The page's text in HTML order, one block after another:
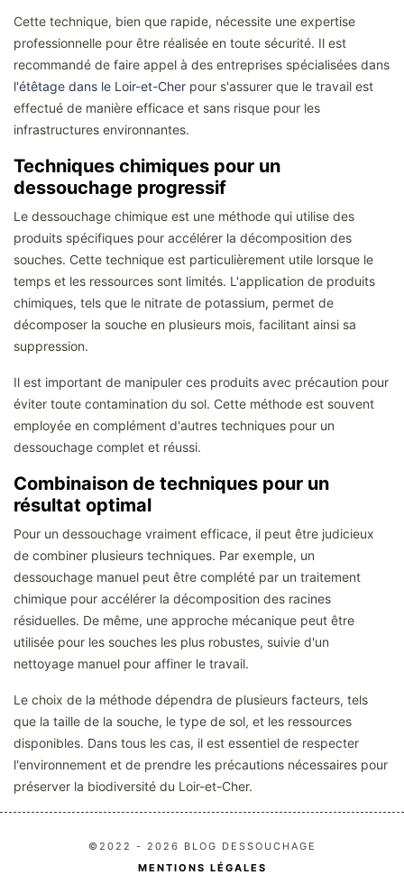
Cette technique, bien que rapide, nécessite une expertise
professionnelle pour être réalisée en toute sécurité. Il est
recommandé de faire appel à des entreprises spécialisées dans
l'étêtage dans le Loir-et-Cher pour s'assurer que le travail est
effectué de manière efficace et sans risque pour les
infrastructures environnantes.
Techniques chimiques pour un
dessouchage progressif
Le dessouchage chimique est une méthode qui utilise des
produits spécifiques pour accélérer la décomposition des
souches. Cette technique est particulièrement utile lorsque le
temps et les ressources sont limités. L'application de produits
chimiques, tels que le nitrate de potassium, permet de
décomposer la souche en plusieurs mois, facilitant ainsi sa
suppression.
Il est important de manipuler ces produits avec précaution pour
éviter toute contamination du sol. Cette méthode est souvent
employée en complément d'autres techniques pour un
dessouchage complet et réussi.
Combinaison de techniques pour un
résultat optimal
Pour un dessouchage vraiment efficace, il peut être judicieux
de combiner plusieurs techniques. Par exemple, un
dessouchage manuel peut être complété par un traitement
chimique pour accélérer la décomposition des racines
résiduelles. De même, une approche mécanique peut être
utilisée pour les souches les plus robustes, suivie d'un
nettoyage manuel pour affiner le travail.
Le choix de la méthode dépendra de plusieurs facteurs, tels
que la taille de la souche, le type de sol, et les ressources
disponibles. Dans tous les cas, il est essentiel de respecter
l'environnement et de prendre les précautions nécessaires pour
préserver la biodiversité du Loir-et-Cher.
©2022 - 2026 BLOG DESSOUCHAGE
MENTIONS LÉGALES